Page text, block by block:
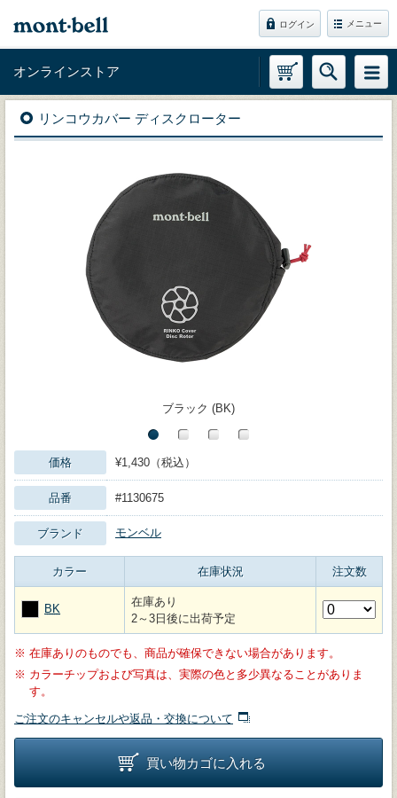
ログイン メニュー
オンラインストア
リンコウカバー ディスクローター
ブラック (BK)
価格 ¥1,430（税込）
品番 #1130675
ブランド モンベル
カラー 在庫状況 注文数
BK
在庫あり
2～3日後に出荷予定
※ 在庫ありのものでも、商品が確保できない場合があります。
※ カラーチップおよび写真は、実際の色と多少異なることがありま
す。
ご注文のキャンセルや返品・交換について
買い物カゴに入れる